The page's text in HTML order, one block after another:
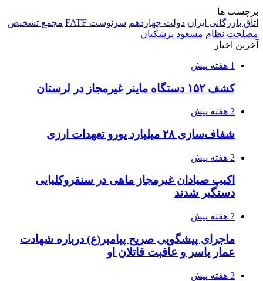
برچسب ها
اتاق بازرگانی ایران دولت چهاردهم سرنوشت FATF
مجمع تشخيص
مصلحت نظام مسعود پزشکیان
آخرین اخبار
1 هفته پیش
کشف ۱۵۲ دستگاه ماینر غیرمجاز در لرستان
2 هفته پیش
شفاف‌سازی ۲۸ میلیارد یورو تعهدات ارزی
2 هفته پیش
اکیپ صیادان غیرمجاز ماهی در سنقروکلیایی
دستگیر شدند
2 هفته پیش
ماجرای پیشگویی صریح پیامبر(ع) درباره شهادت
عمار یاسر و عاقبت قاتلان او
2 هفته پیش